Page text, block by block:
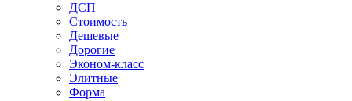
ДСП
Стоимость
Дешевые
Дорогие
Эконом-класс
Элитные
Форма